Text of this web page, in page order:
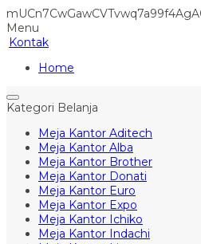
Menu
Kontak
Home
Kategori Belanja
Meja Kantor Aditech
Meja Kantor Alba
Meja Kantor Brother
Meja Kantor Donati
Meja Kantor Euro
Meja Kantor Expo
Meja Kantor Ichiko
Meja Kantor Indachi